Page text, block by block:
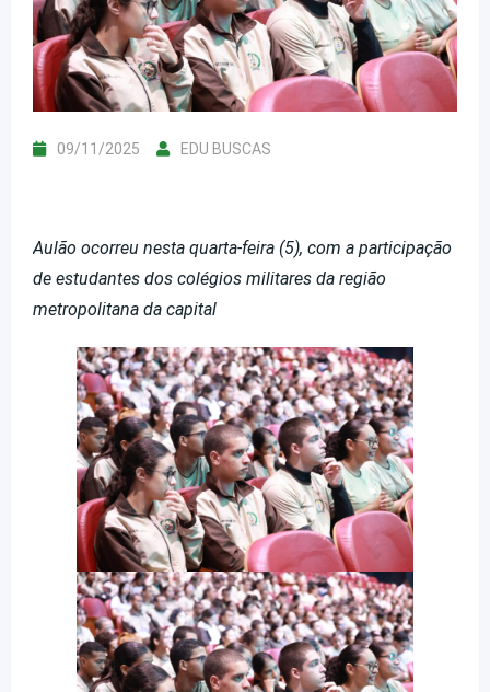
09/11/2025 EDU BUSCAS
Aulão ocorreu nesta quarta-feira (5), com a participação
de estudantes dos colégios militares da região
metropolitana da capital